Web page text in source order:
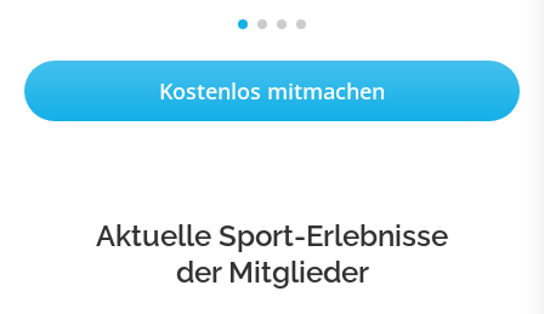
Kostenlos mitmachen
Aktuelle Sport-Erlebnisse
der Mitglieder